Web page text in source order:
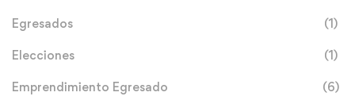
Egresados (1)
Elecciones (1)
Emprendimiento Egresado (6)